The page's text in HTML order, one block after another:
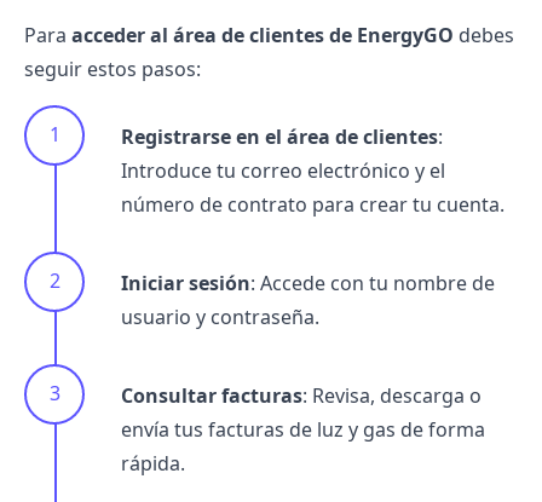
Para acceder al área de clientes de EnergyGO debes
seguir estos pasos:
Registrarse en el área de clientes:
Introduce tu correo electrónico y el
número de contrato para crear tu cuenta.
Iniciar sesión: Accede con tu nombre de
usuario y contraseña.
Consultar facturas: Revisa, descarga o
envía tus facturas de luz y gas de forma
rápida.